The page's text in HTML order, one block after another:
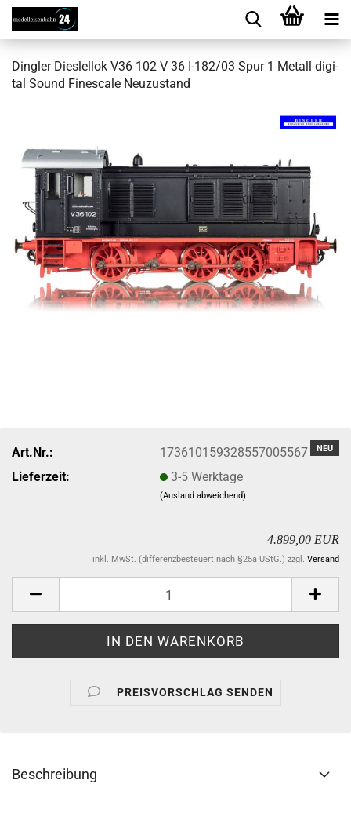
Ding­ler Dies­lel­lok V36 102 V 36 I-182/03 Spur 1 Me­tall di­gi­
tal Sound Fi­nes­ca­le Neu­zu­stand
NEU
Art.Nr.:
173610159328557005567
Lieferzeit:
3-5 Werktage
(Ausland abweichend)
4.899,00 EUR
inkl. MwSt. (differenzbesteuert nach §25a UStG.) zzgl. Versand
PREISVORSCHLAG SENDEN
Beschreibung